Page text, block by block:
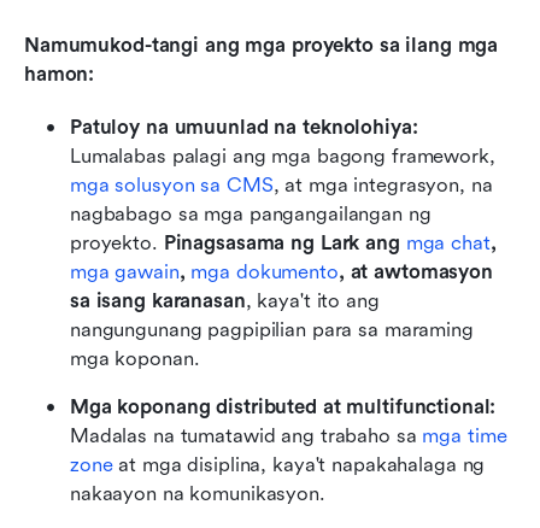
Namumukod-tangi ang mga proyekto sa ilang mga
hamon:
Patuloy na umuunlad na teknolohiya:
mga solusyon sa CMS, at mga integrasyon, na
nagbabago sa mga pangangailangan ng
proyekto. Pinagsasama ng Lark ang mga chat
mga gawain, mga dokumento, at awtomasyon
sa isang karanasan, kaya't ito ang
nangungunang pagpipilian para sa maraming
mga koponan.
Mga koponang distributed at multifunctional:
Madalas na tumatawid ang trabaho sa mga time
zone at mga disiplina, kaya't napakahalaga ng
nakaayon na komunikasyon.